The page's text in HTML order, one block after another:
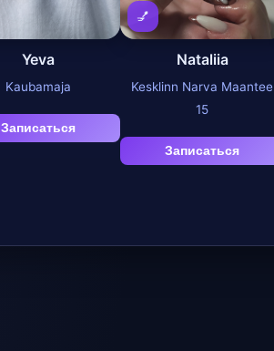
Yeva
Kaubamaja
Записаться
💅
Nataliia
Kesklinn Narva Maantee
15
Записаться